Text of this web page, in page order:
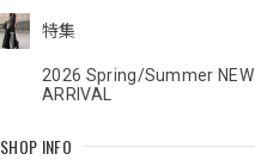
特集
2026 Spring/Summer NEW
ARRIVAL
SHOP INFO